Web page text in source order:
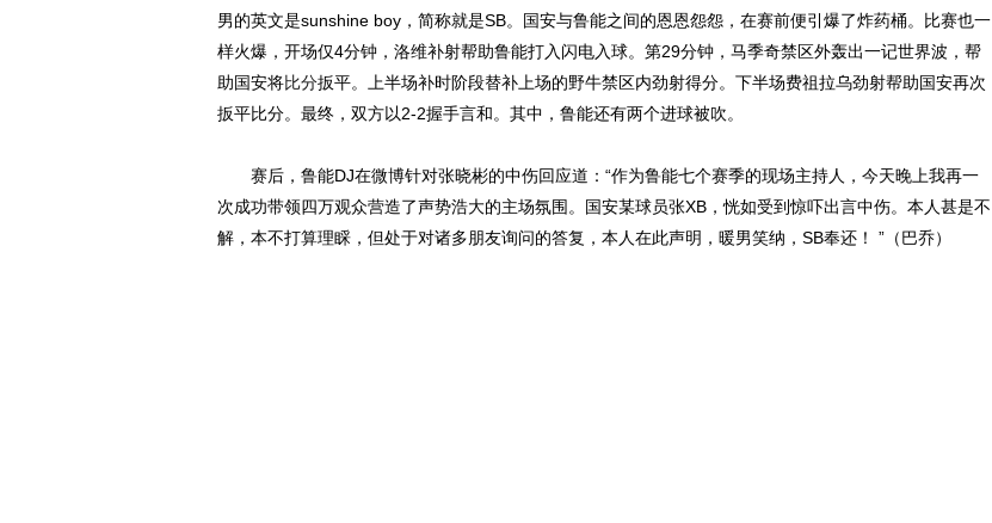
男的英文是sunshine boy，简称就是SB。国安与鲁能之间的恩恩怨怨，在赛前便引爆了炸药桶。比赛也一
样火爆，开场仅4分钟，洛维补射帮助鲁能打入闪电入球。第29分钟，马季奇禁区外轰出一记世界波，帮
助国安将比分扳平。上半场补时阶段替补上场的野牛禁区内劲射得分。下半场费祖拉乌劲射帮助国安再次
扳平比分。最终，双方以2-2握手言和。其中，鲁能还有两个进球被吹。
赛后，鲁能DJ在微博针对张晓彬的中伤回应道：“作为鲁能七个赛季的现场主持人，今天晚上我再一
次成功带领四万观众营造了声势浩大的主场氛围。国安某球员张XB，恍如受到惊吓出言中伤。本人甚是不
解，本不打算理睬，但处于对诸多朋友询问的答复，本人在此声明，暖男笑纳，SB奉还！ ”（巴乔）